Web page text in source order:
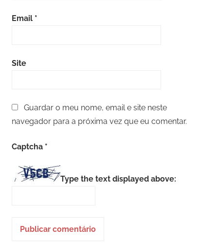
Email *
Site
Guardar o meu nome, email e site neste
navegador para a próxima vez que eu comentar.
Captcha *
Type the text displayed above: